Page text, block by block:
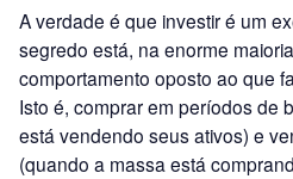
A verdade é que investir é um
segredo está, na enorme
comportamento oposto ao que
Isto é, comprar em períodos de
está vendendo seus ativos) e
(quando a massa está